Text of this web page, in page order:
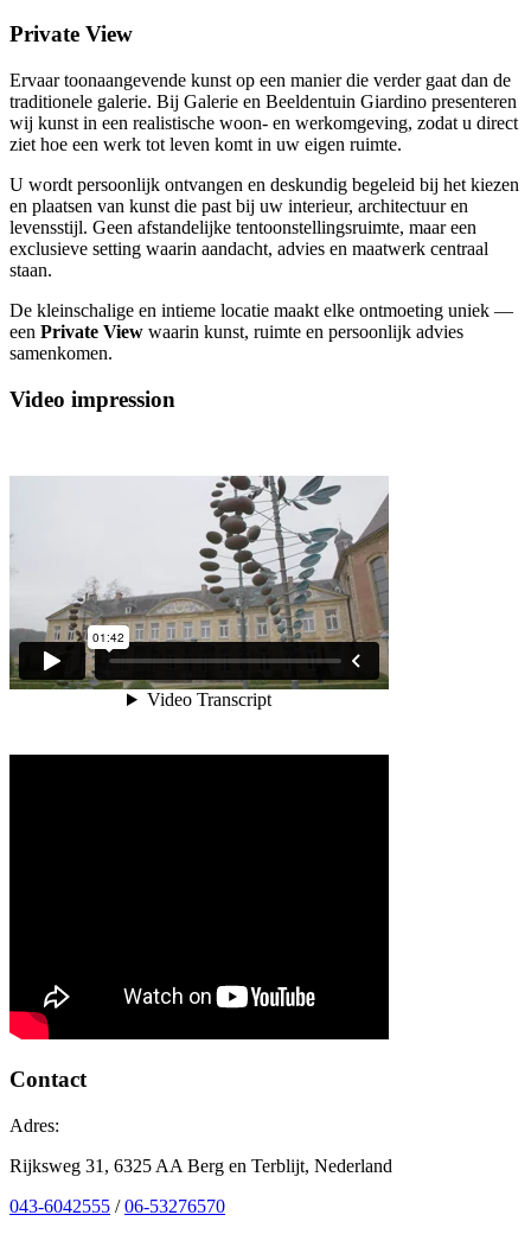
Private View
Ervaar toonaangevende kunst op een manier die verder gaat dan de
traditionele galerie. Bij Galerie en Beeldentuin Giardino presenteren
wij kunst in een realistische woon- en werkomgeving, zodat u direct
ziet hoe een werk tot leven komt in uw eigen ruimte.
U wordt persoonlijk ontvangen en deskundig begeleid bij het kiezen
en plaatsen van kunst die past bij uw interieur, architectuur en
levensstijl. Geen afstandelijke tentoonstellingsruimte, maar een
exclusieve setting waarin aandacht, advies en maatwerk centraal
staan.
De kleinschalige en intieme locatie maakt elke ontmoeting uniek —
een Private View waarin kunst, ruimte en persoonlijk advies
samenkomen.
Video impression
Contact
Adres:
Rijksweg 31, 6325 AA Berg en Terblijt, Nederland
043-6042555 /06-53276570